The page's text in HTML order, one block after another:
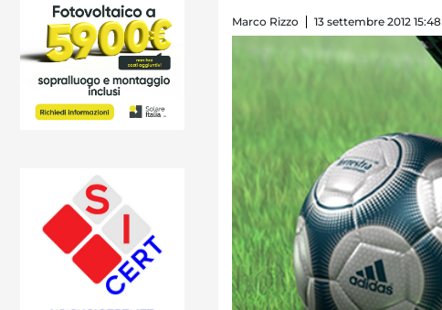
Marco Rizzo 13 settembre 2012 15:48